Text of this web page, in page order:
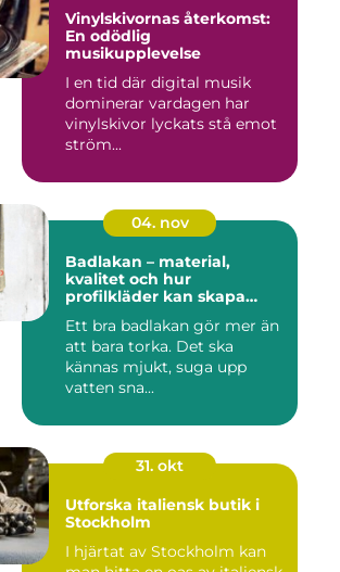
Vinylskivornas återkomst:
En odödlig
musikupplevelse
I en tid där digital musik
dominerar vardagen har
vinylskivor lyckats stå emot
ström...
04. nov
Badlakan – material,
kvalitet och hur
profilkläder kan skapa
Ett bra badlakan gör mer än
att bara torka. Det ska
kännas mjukt, suga upp
vatten sna...
31. okt
Utforska italiensk butik i
Stockholm
I hjärtat av Stockholm kan